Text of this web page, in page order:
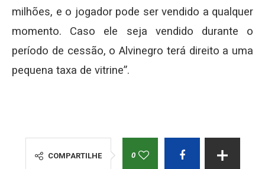
milhões, e o jogador pode ser vendido a qualquer
momento. Caso ele seja vendido durante o
período de cessão, o Alvinegro terá direito a uma
pequena taxa de vitrine”.
COMPARTILHE 0